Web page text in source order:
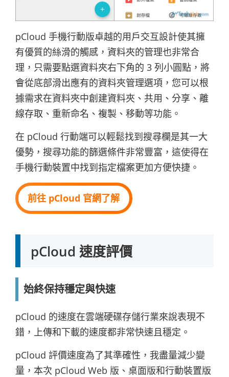
pCloud 手機行動版卓越的用戶交互設計使其擁
有優質的絲滑的觸感，資料夾的管理也非常合
理，只需要點選資料夾右下角的 3 列小圓點，將
會從底部滑出應有的資料夾管理選項，您可以根
據需求在資料夾中創建資料夾、共用、分享、離
線存取、重新命名、複製、移動等功能。
在 pCloud 行動端可以輕鬆找到搜尋欄是其一大
優勢，搜尋功能的篩選條件非常豐富，這使得在
手機行動裝置中找到指定檔案更加方便快捷。
前往 pCloud 官網了解
pCloud 速度評價
始終保持穩定與快速
pCloud 的速度在雲端硬碟存儲行業來說表現不
錯，上傳和下載的速度都非常快速且穩定。
pCloud 評價速度為了其準確性，我盡量減少變
量，本次 pCloud Web 版、桌面版和行動裝置版